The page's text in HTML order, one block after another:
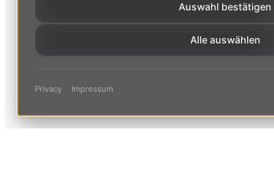
Auswahl bestätigen
Alle auswählen
Privacy Impressum